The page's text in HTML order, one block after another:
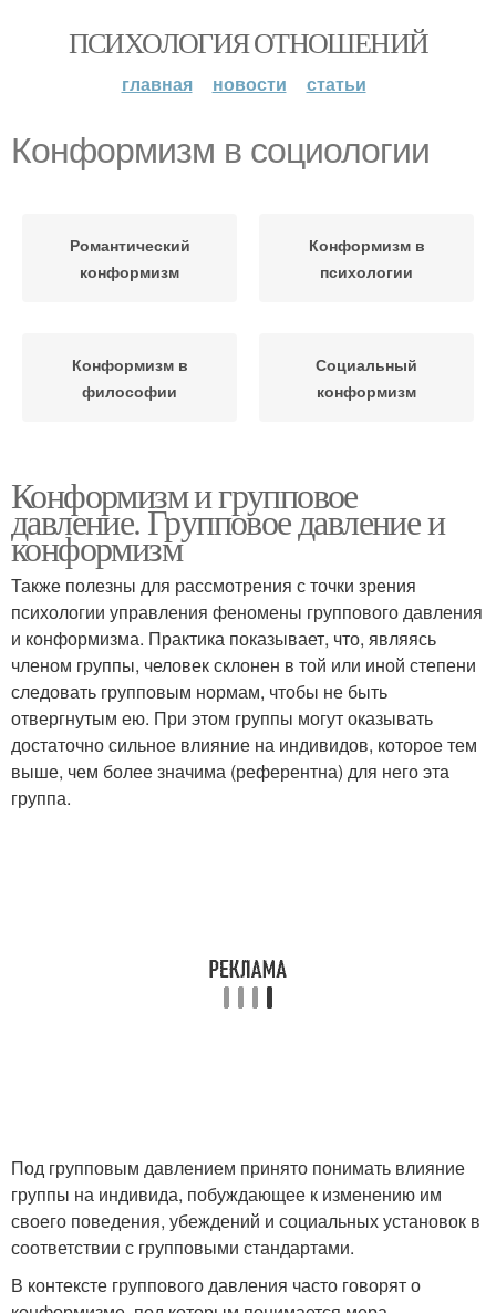
ПСИХОЛОГИЯ ОТНОШЕНИЙ
главная новости статьи
Конформизм в социологии
Романтический
конформизм
Конформизм в
психологии
Конформизм в
философии
Социальный
конформизм
Конформизм и групповое
давление. Групповое давление и
конформизм
Также полезны для рассмотрения с точки зрения
психологии управления феномены группового давления
и конформизма. Практика показывает, что, являясь
членом группы, человек склонен в той или иной степени
следовать групповым нормам, чтобы не быть
отвергнутым ею. При этом группы могут оказывать
достаточно сильное влияние на индивидов, которое тем
выше, чем более значима (референтна) для него эта
группа.
Под групповым давлением принято понимать влияние
группы на индивида, побуждающее к изменению им
своего поведения, убеждений и социальных установок в
соответствии с групповыми стандартами.
В контексте группового давления часто говорят о